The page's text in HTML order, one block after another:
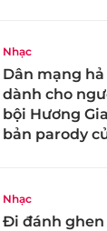
Nhạc
Dân mạng
dành cho
bội Hương
bản parody
Nhạc
Đi đánh